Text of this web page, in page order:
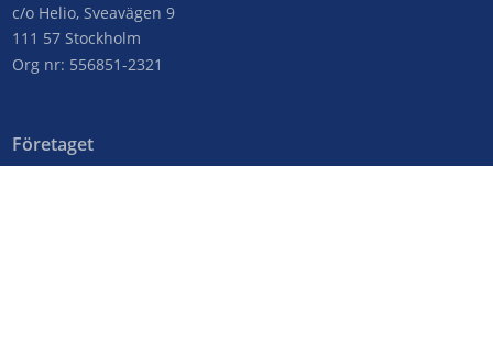
c/o Helio, Sveavägen 9
111 57 Stockholm
Org nr: 556851-2321
Företaget